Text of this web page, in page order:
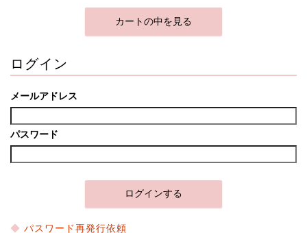
カートの中を見る
ログイン
メールアドレス
パスワード
パスワード再発行依頼